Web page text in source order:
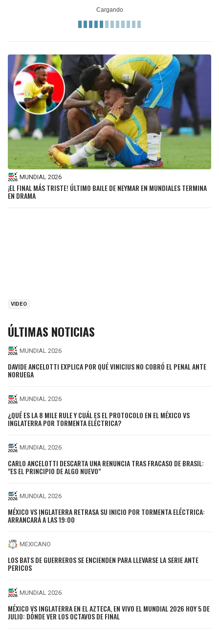
MUNDIAL 2026
¡EL FINAL MÁS TRISTE! ÚLTIMO BAILE DE NEYMAR EN MUNDIALES TERMINA
EN DRAMA
VIDEO
ÚLTIMAS NOTICIAS
MUNDIAL 2026
DAVIDE ANCELOTTI EXPLICA POR QUÉ VINICIUS NO COBRÓ EL PENAL ANTE
NORUEGA
MUNDIAL 2026
¿QUÉ ES LA 8 MILE RULE Y CUÁL ES EL PROTOCOLO EN EL MÉXICO VS
INGLATERRA POR TORMENTA ELÉCTRICA?
MUNDIAL 2026
CARLO ANCELOTTI DESCARTA UNA RENUNCIA TRAS FRACASO DE BRASIL:
"ES EL PRINCIPIO DE ALGO NUEVO"
MUNDIAL 2026
MÉXICO VS INGLATERRA RETRASA SU INICIO POR TORMENTA ELÉCTRICA:
ARRANCARÁ A LAS 19:00
MEXICANO
LOS BATS DE GUERREROS SE ENCIENDEN PARA LLEVARSE LA SERIE ANTE
PERICOS
MUNDIAL 2026
MÉXICO VS INGLATERRA EN EL AZTECA, EN VIVO EL MUNDIAL 2026 HOY 5 DE
JULIO: DÓNDE VER LOS OCTAVOS DE FINAL